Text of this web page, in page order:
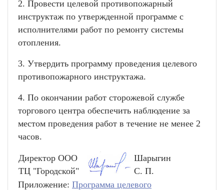
2. Провести целевой противопожарный
инструктаж по утвержденной программе с
исполнителями работ по ремонту системы
отопления.
3. Утвердить программу проведения целевого
противопожарного инструктажа.
4. По окончании работ сторожевой службе
торгового центра обеспечить наблюдение за
местом проведения работ в течение не менее 2
часов.
Директор ООО
ТЦ "Городской"
Шарыгин
С. П.
Приложение: Программа целевого